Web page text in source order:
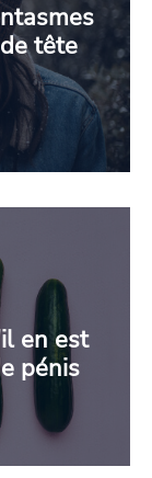
tête
en est
pénis